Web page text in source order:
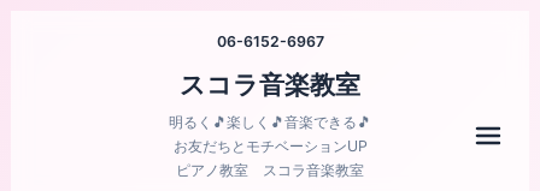
06-6152-6967
スコラ音楽教室
明るく🎵楽しく🎵音楽できる🎵
お友だちとモチベーションUP
ピアノ教室 スコラ音楽教室